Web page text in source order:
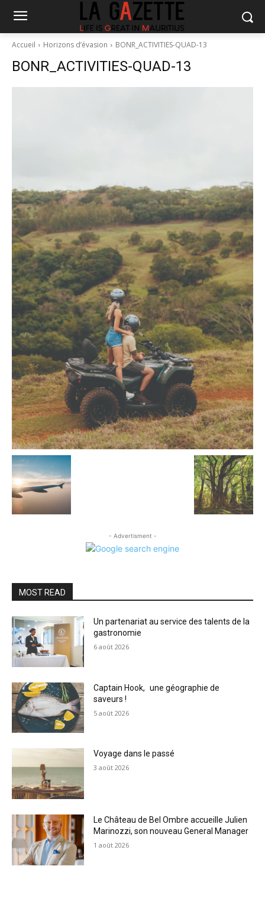
Accueil Horizons d’évasion BONR_ACTIVITIES-QUAD-13
BONR_ACTIVITIES-QUAD-13
- Advertisment -
MOST READ
Un partenariat au service des talents de la
gastronomie
6 août 2026
Captain Hook, une géographie de
saveurs !
5 août 2026
Voyage dans le passé
3 août 2026
Le Château de Bel Ombre accueille Julien
Marinozzi, son nouveau General Manager
1 août 2026